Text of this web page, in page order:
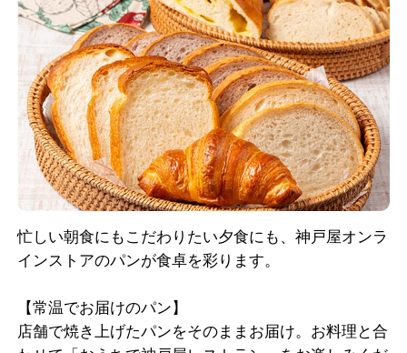
忙しい朝食にもこだわりたい夕食にも、神戸屋オンラ
インストアのパンが食卓を彩ります。
【常温でお届けのパン】
店舗で焼き上げたパンをそのままお届け。お料理と合